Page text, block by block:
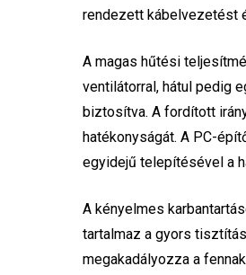
rendezett kábelvezetést
A magas hűtési
ventilátorral, hátul pedig
biztosítva. A fordított
hatékonyságát. A PC-
egyidejű telepítésével a
A kényelmes
tartalmaz a gyors
megakadályozza a